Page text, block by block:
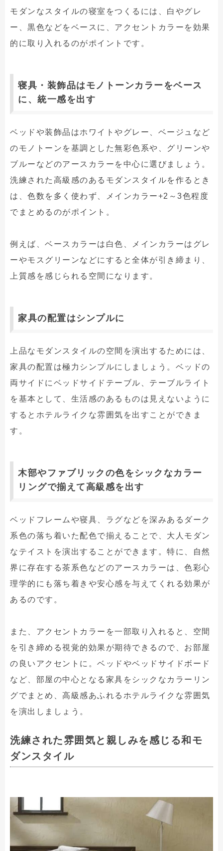
モダンなスタイルの寝室をつくるには、白やグレ
ー、黒色などをベースに、アクセントカラーを効果
的に取り入れるのがポイントです。
寝具・装飾品はモノトーンカラーをベース
に、統一感を出す
ベッドや装飾品はホワイトやグレー、ベージュなど
のモノトーンを基調とした無彩色系や、グリーンや
ブルーなどのアースカラーを中心に選びましょう。
洗練された高級感のあるモダンスタイルを作るとき
は、色数を多く使わず、メインカラー+2～3色程度
でまとめるのがポイント。
例えば、ベースカラーは白色、メインカラーはグレ
ーやモスグリーンなどにすると全体が引き締まり、
上質感を感じられる空間になります。
家具の配置はシンプルに
上品なモダンスタイルの空間を演出するためには、
家具の配置は極力シンプルにしましょう。ベッドの
両サイドにベッドサイドテーブル、テーブルライト
を基本として、生活感のあるものは見えないように
するとホテルライクな雰囲気を出すことができま
す。
木部やファブリックの色をシックなカラー
リングで揃えて高級感を出す
ベッドフレームや寝具、ラグなどを深みあるダーク
系色の落ち着いた配色で揃えることで、大人モダン
なテイストを演出することができます。特に、自然
界に存在する茶系色などのアースカラーは、色彩心
理学的にも落ち着きや安心感を与えてくれる効果が
あるのです。
また、アクセントカラーを一部取り入れると、空間
を引き締める視覚的効果が期待できるので、お部屋
の良いアクセントに。ベッドやベッドサイドボード
など、部屋の中心となる家具をシックなカラーリン
グでまとめ、高級感あふれるホテルライクな雰囲気
を演出しましょう。
洗練された雰囲気と親しみを感じる和モ
ダンスタイル